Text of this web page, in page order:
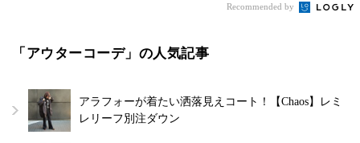
Recommended by
「アウターコーデ」の人気記事
アラフォーが着たい洒落見えコート！【Chaos】レミ
レリーフ別注ダウン